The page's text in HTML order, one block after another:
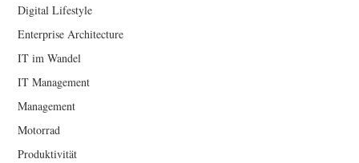
Digital Lifestyle
Enterprise Architecture
IT im Wandel
IT Management
Management
Motorrad
Produktivität